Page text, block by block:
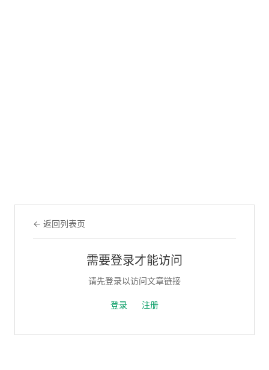
← 返回列表页
需要登录才能访问
请先登录以访问文章链接
登录 注册